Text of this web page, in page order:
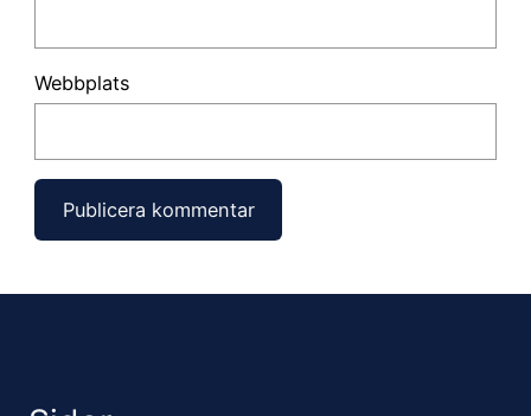
Webbplats